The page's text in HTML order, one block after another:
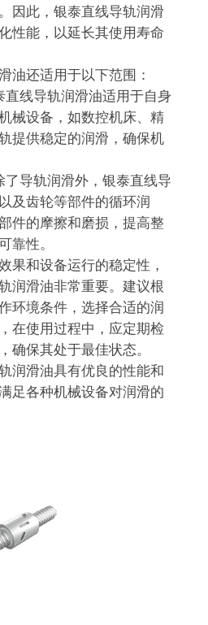
因此，银泰直线导轨润滑
性能，以延长其使用寿命
油还适用于以下范围：
直线导轨润滑油适用于自身
械设备，如数控机床、精
提供稳定的润滑，确保机
导轨润滑外，银泰直线导
及齿轮等部件的循环润
件的摩擦和磨损，提高整
靠性。
果和设备运行的稳定性，
润滑油非常重要。建议根
环境条件，选择合适的润
在使用过程中，应定期检
确保其处于最佳状态。
润滑油具有优良的性能和
足各种机械设备对润滑的